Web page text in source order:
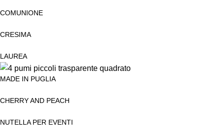
COMUNIONE
CRESIMA
LAUREA
MADE IN PUGLIA
CHERRY AND PEACH
NUTELLA PER EVENTI